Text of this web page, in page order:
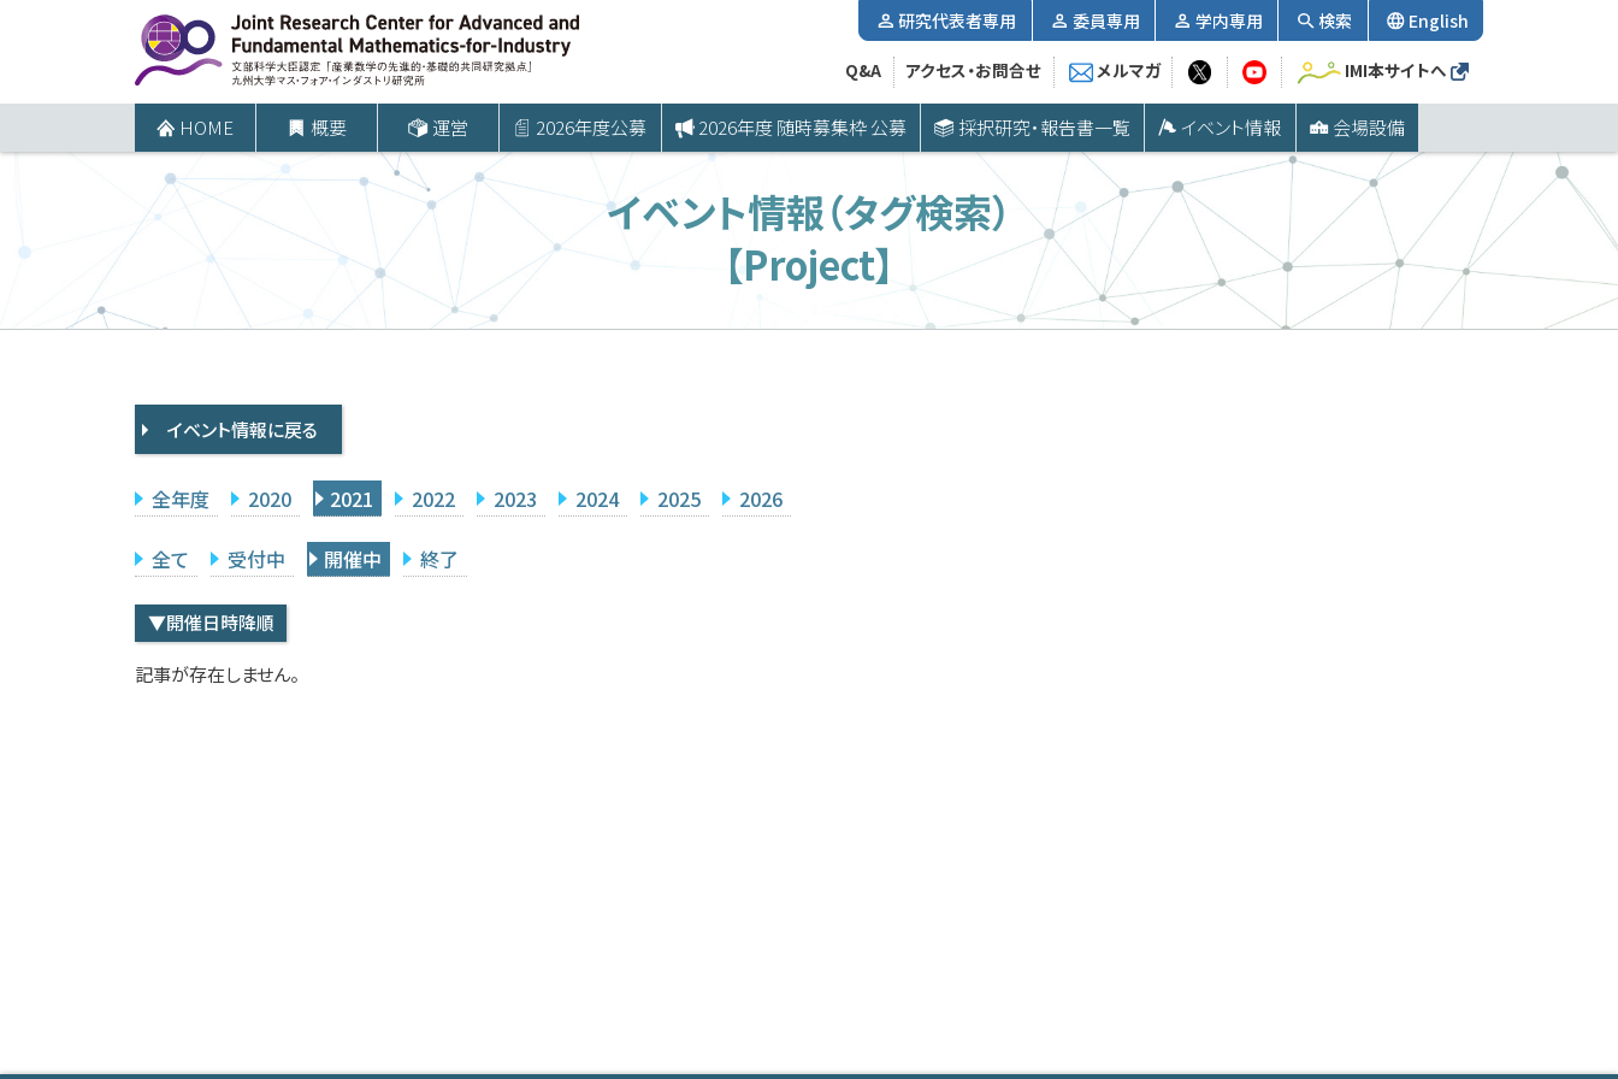
ツ
プ
HOME 概要 運営 2026年度公募 2026年度 随時募集枠 公募 採択研究・報告書一覧 イベント情報 会場設備
研究代表者専用 委員専用 学内専用 検索 English
Q&A アクセス・お問合せ メルマガ IMI本サイトへ
イベント情報（タグ検索）
【Project】
イベント情報に戻る
全年度 2020 2021 2022 2023 2024 2025 2026
全て 受付中 開催中 終了
▼開催日時降順
記事が存在しません。